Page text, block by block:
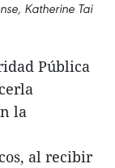
Katherine Tai
Pública
la
al recibir